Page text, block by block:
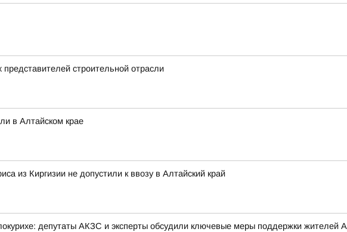
строительной отрасли
в Алтайском крае
из Киргизии не допустили к ввозу в Алтайский край
депутаты АКЗС и эксперты обсудили ключевые меры поддержки жителей